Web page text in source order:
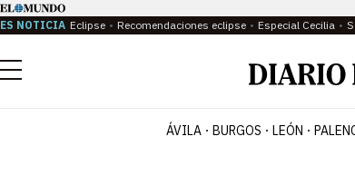
ES NOTICIA Eclipse Recomendaciones eclipse Especial Cecilia
Menú
ÁVILA BURGOS LEÓN